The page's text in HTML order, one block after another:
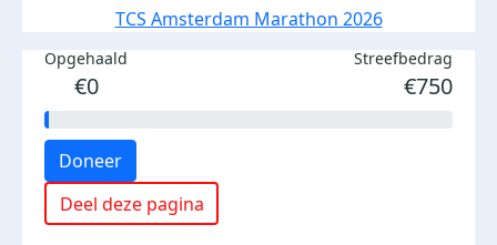
TCS Amsterdam Marathon 2026
Opgehaald
€0
Streefbedrag
€750
Doneer
Deel deze pagina